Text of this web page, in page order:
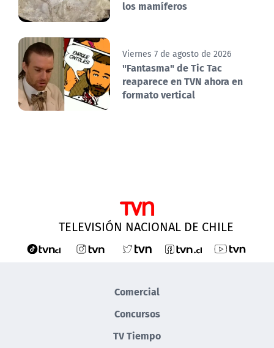
los mamíferos
Viernes 7 de agosto de 2026
"Fantasma" de Tic Tac
reaparece en TVN ahora en
formato vertical
TELEVISIÓN NACIONAL DE CHILE
Comercial
Concursos
TV Tiempo